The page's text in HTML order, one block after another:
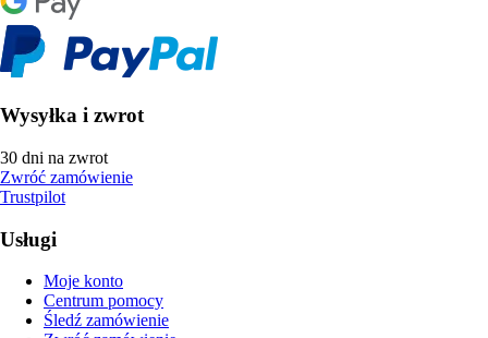
Wysyłka i zwrot
30 dni na zwrot
Zwróć zamówienie
Trustpilot
Usługi
Moje konto
Centrum pomocy
Śledź zamówienie